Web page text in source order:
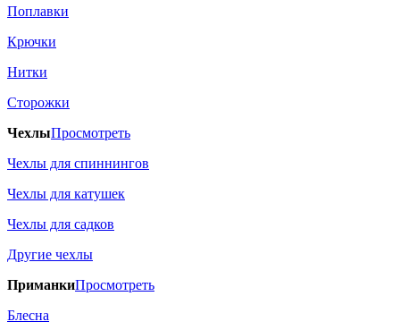
Поплавки
Крючки
Нитки
Сторожки
ЧехлыПросмотреть
Чехлы для спиннингов
Чехлы для катушек
Чехлы для садков
Другие чехлы
ПриманкиПросмотреть
Блесна